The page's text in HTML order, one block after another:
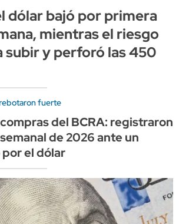
dólar bajó por primera
mientras el riesgo
subir y perforó las 450
fuerte
del BCRA: registraron
de 2026 ante un
el dólar